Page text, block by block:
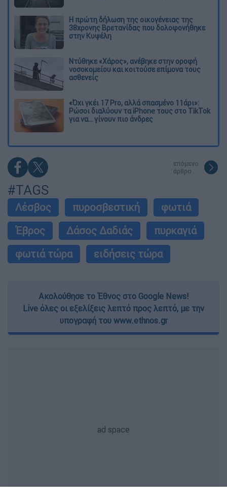
Η πρώτη δήλωση της οικογένειας της
38χρονης Βρετανίδας που δολοφονήθηκε
στην Κυψέλη
Ντύθηκε «Χάρος», ανέβηκε στην οροφή
νοσοκομείου και κοιτούσε επίμονα τους
ασθενείς
«Όχι γκέι 17 Pro, αλλά σπασμένο 11άρι»:
Ρώσοι διαλύουν τα iPhone τους στο TikTok
για να... γίνουν πιο άνδρες
επόμενο
άρθρο
#TAGS
Λέσβος πυροσβεστική
φωτιά
Έβρος
Δάσος Δαδιάς
πυρκαγιά
φωτιά τώρα
ειδήσεις τώρα
Ακολούθησε το Έθνος στο Google News!
Live όλες οι εξελίξεις λεπτό προς λεπτό, με την
υπογραφή του www.ethnos.gr